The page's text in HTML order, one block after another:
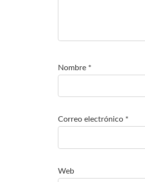
Nombre *
Correo electrónico *
Web